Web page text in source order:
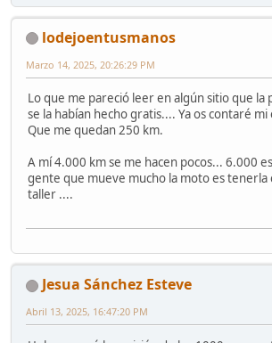
lodejoentusmanos
Marzo 14, 2025, 20:26:29 PM
Lo que me pareció leer en algún sitio que
se la habían hecho gratis.... Ya os contaré
Que me quedan 250 km.
A mí 4.000 km se me hacen pocos... 6.000
gente que mueve mucho la moto es tenerla
taller ....
Jesua Sánchez Esteve
Abril 13, 2025, 16:47:20 PM